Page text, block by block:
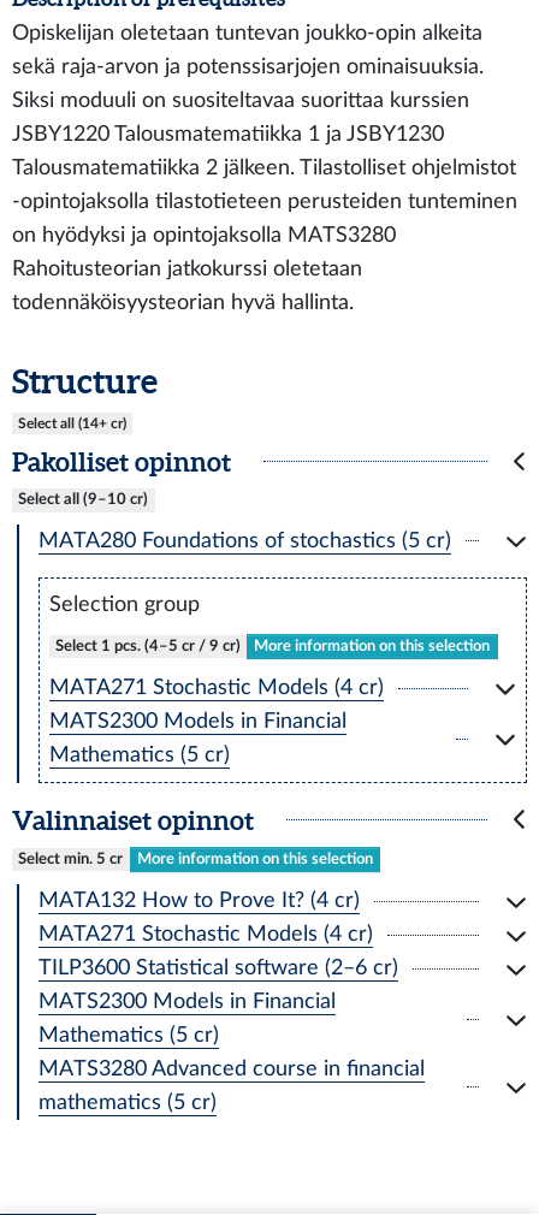
Opiskelijan oletetaan tuntevan joukko-opin alkeita
sekä raja-arvon ja potenssisarjojen ominaisuuksia.
Siksi moduuli on suositeltavaa suorittaa kurssien
JSBY1220 Talousmatematiikka 1 ja JSBY1230
Talousmatematiikka 2 jälkeen. Tilastolliset ohjelmistot
-opintojaksolla tilastotieteen perusteiden tunteminen
on hyödyksi ja opintojaksolla MATS3280
Rahoitusteorian jatkokurssi oletetaan
todennäköisyysteorian hyvä hallinta.
Structure
Select all (14+ cr)
Pakolliset opinnot
Select all (9–10 cr)
MATA280 Foundations of stochastics (5 cr)
Selection group
Select 1 pcs. (4–5 cr / 9 cr) More information on this selection
MATA271 Stochastic Models (4 cr)
MATS2300 Models in Financial
Mathematics (5 cr)
Valinnaiset opinnot
Select min. 5 cr More information on this selection
MATA132 How to Prove It? (4 cr)
MATA271 Stochastic Models (4 cr)
TILP3600 Statistical software (2–6 cr)
MATS2300 Models in Financial
Mathematics (5 cr)
MATS3280 Advanced course in financial
mathematics (5 cr)